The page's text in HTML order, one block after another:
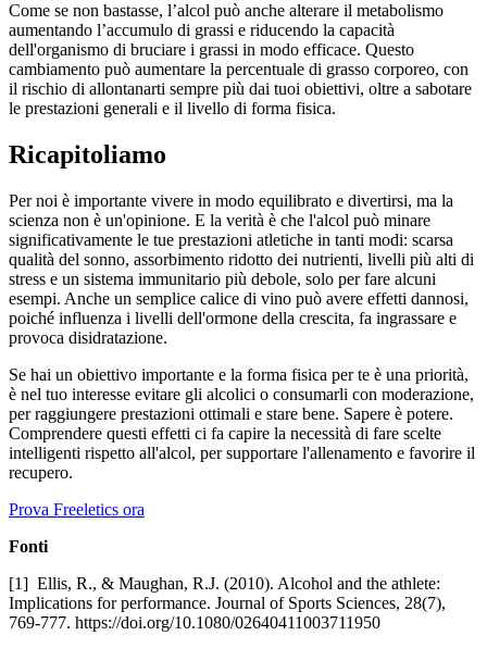
Come se non bastasse, l’alcol può anche alterare il metabolismo
aumentando l’accumulo di grassi e riducendo la capacità
dell'organismo di bruciare i grassi in modo efficace. Questo
cambiamento può aumentare la percentuale di grasso corporeo, con
il rischio di allontanarti sempre più dai tuoi obiettivi, oltre a sabotare
le prestazioni generali e il livello di forma fisica.
Ricapitoliamo
Per noi è importante vivere in modo equilibrato e divertirsi, ma la
scienza non è un'opinione. E la verità è che l'alcol può minare
significativamente le tue prestazioni atletiche in tanti modi: scarsa
qualità del sonno, assorbimento ridotto dei nutrienti, livelli più alti di
stress e un sistema immunitario più debole, solo per fare alcuni
esempi. Anche un semplice calice di vino può avere effetti dannosi,
poiché influenza i livelli dell'ormone della crescita, fa ingrassare e
provoca disidratazione.
Se hai un obiettivo importante e la forma fisica per te è una priorità,
è nel tuo interesse evitare gli alcolici o consumarli con moderazione,
per raggiungere prestazioni ottimali e stare bene. Sapere è potere.
Comprendere questi effetti ci fa capire la necessità di fare scelte
intelligenti rispetto all'alcol, per supportare l'allenamento e favorire il
recupero.
Prova Freeletics ora
Fonti
[1] Ellis, R., & Maughan, R.J. (2010). Alcohol and the athlete:
Implications for performance. Journal of Sports Sciences, 28(7),
769-777. https://doi.org/10.1080/02640411003711950